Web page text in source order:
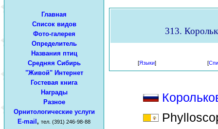
Главная
Список видов
Фото-галерея
Определитель
Названия птиц
Средняя Сибирь
"Живой" Интернет
Гостевая книга
Награды
Разное
Орнитологические услуги
E-mail , тел. (391) 246-98-88
313.
[Языки] [